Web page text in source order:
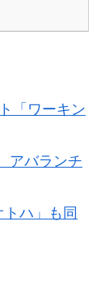
「ワーキン
アバランチ
ハ」も同